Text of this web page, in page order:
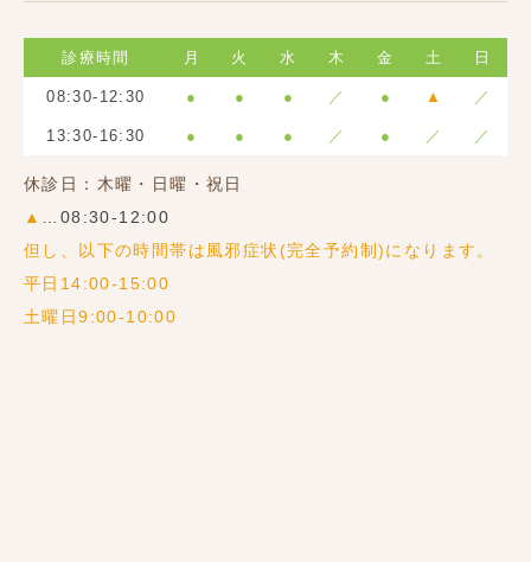
診療時間 月 火 水 木 金 土 日
08:30-12:30 ● ● ● ／ ● ▲ ／
13:30-16:30 ● ● ● ／ ● ／ ／
休診日：木曜・日曜・祝日
▲
…08:30-12:00
但し、以下の時間帯は風邪症状(完全予約制)になります。
平日14:00-15:00
土曜日9:00-10:00